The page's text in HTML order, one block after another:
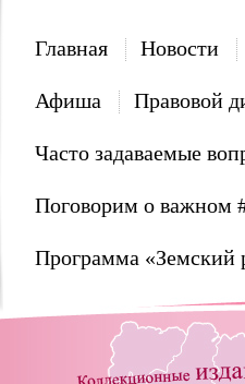
Главная Новости
Афиша Правовой
Часто задаваемые
Поговорим о важном
Программа «Земский